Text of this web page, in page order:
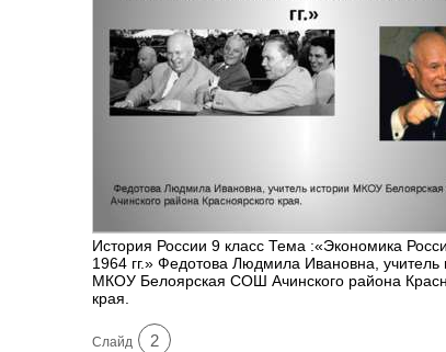
История России 9 класс Тема :«Экономика
1964 гг.» Федотова Людмила Ивановна, учитель
МКОУ Белоярская СОШ Ачинского района
края.
Cлайд 2